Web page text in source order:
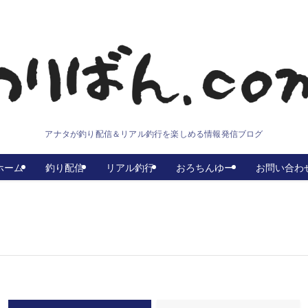
アナタが釣り配信＆リアル釣行を楽しめる情報発信ブログ
ーム 釣り配信 リアル釣行 おろちんゆー お問い合わ